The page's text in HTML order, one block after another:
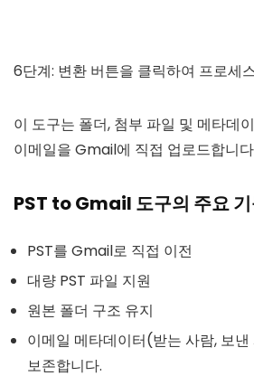
6단계: 변환 버튼을 클릭하여 프로세
이 도구는 폴더, 첨부 파일 및 메타데
이메일을 Gmail에 직접 업로드합니
PST to Gmail 도구의 주요
PST를 Gmail로 직접 이전
대량 PST 파일 지원
원본 폴더 구조 유지
이메일 메타데이터(받는 사람, 보
보존합니다.